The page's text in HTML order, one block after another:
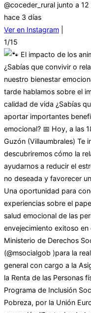
@coceder_rural junto a
hace 3 días
Ver en Instagram
1/15